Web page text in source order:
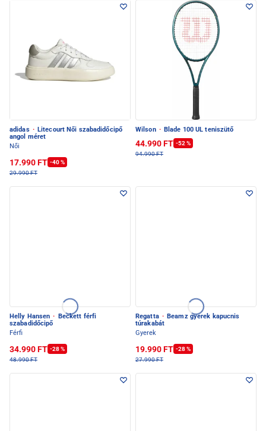
adidas · Litecourt Női szabadidőcipő
angol méret
Női
17.990 FT -40 %
29.990 FT
Wilson · Blade 100 UL teniszütő
44.990 FT -52 %
94.990 FT
Helly Hansen ·
Beckett férfi
szabadidőcipő
Férfi
34.990 FT -28 %
48.990 FT
Regatta · Beamz gyerek kapucnis
túrakabát
Gyerek
19.990 FT -28 %
27.990 FT